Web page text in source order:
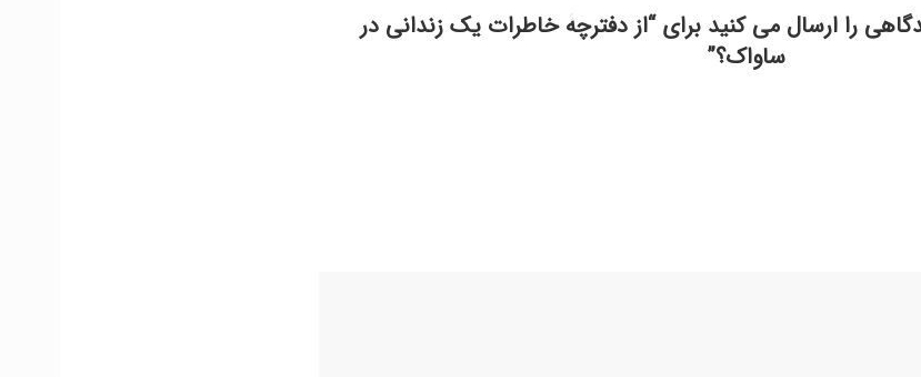
را ارسال می کنید برای “از دفترچۀ خاطرات یک زندانی در
ساواک؟”